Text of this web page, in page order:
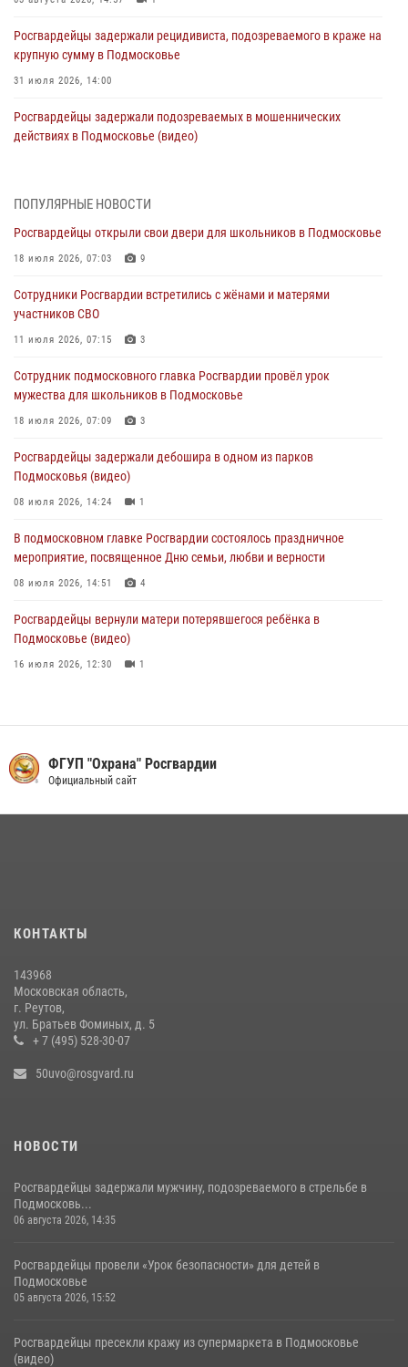
Росгвардейцы задержали рецидивиста, подозреваемого в краже на
крупную сумму в Подмосковье
31 июля 2026, 14:00
Росгвардейцы задержали подозреваемых в мошеннических
действиях в Подмосковье (видео)
Росгвардейцы задержали нетрезвую автоледи в Подмосковье
30 июля 2026, 08:10
федеральном розыске (видео)
29 июля 2026, 14:44
29 июля 2026, 14:37
Росгвардейцы задержали нетрезвого нарушителя общественного
27 июля 2026, 14:12
ПОПУЛЯРНЫЕ НОВОСТИ
Росгвардейцы открыли свои двери для школьников в Подмосковье
18 июля 2026, 07:03 9
Сотрудники Росгвардии встретились с жёнами и матерями
участников СВО
11 июля 2026, 07:15 3
Сотрудник подмосковного главка Росгвардии провёл урок
мужества для школьников в Подмосковье
18 июля 2026, 07:09 3
Росгвардейцы задержали дебошира в одном из парков
Подмосковья (видео)
08 июля 2026, 14:24 1
В подмосковном главке Росгвардии состоялось праздничное
мероприятие, посвященное Дню семьи, любви и верности
08 июля 2026, 14:51 4
Росгвардейцы вернули матери потерявшегося ребёнка в
Подмосковье (видео)
16 июля 2026, 12:30 1
19 июля 2026, 06:00 2
Росгвардейцы задержали рецидивиста, подозреваемого в краже на
крупную сумму в Подмосковье
08 июля 2026, 16:30
ФГУП "Охрана" Росгвардии
Официальный сайт
КОНТАКТЫ
143968
Московская область,
г. Реутов,
ул. Братьев Фоминых, д. 5
+ 7 (495) 528-30-07
50uvo@rosgvard.ru
НОВОСТИ
Росгвардейцы задержали мужчину, подозреваемого в стрельбе в
Подмосковь...
06 августа 2026, 14:35
Росгвардейцы провели «Урок безопасности» для детей в
Подмосковье
05 августа 2026, 15:52
Росгвардейцы пресекли кражу из супермаркета в Подмосковье
(видео)